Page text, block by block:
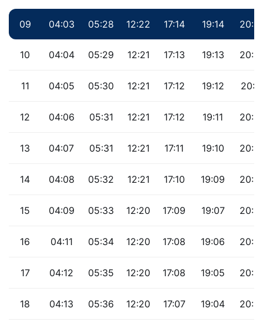
09 04:03 05:28 12:22 17:14 19:14
10 04:04 05:29 12:21 17:13 19:13
11 04:05 05:30 12:21 17:12 19:12
12 04:06 05:31 12:21 17:12 19:11
13 04:07 05:31 12:21 17:11 19:10
14 04:08 05:32 12:21 17:10 19:09
15 04:09 05:33 12:20 17:09 19:07
16 04:11 05:34 12:20 17:08 19:06
17 04:12 05:35 12:20 17:08 19:05
18 04:13 05:36 12:20 17:07 19:04